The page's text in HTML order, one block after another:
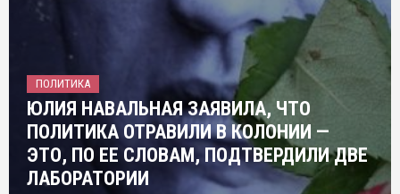
ПОЛИТИКА
ЮЛИЯ НАВАЛЬНАЯ ЗАЯВИЛА, ЧТО
ПОЛИТИКА ОТРАВИЛИ В КОЛОНИИ —
ЭТО, ПО ЕЕ СЛОВАМ, ПОДТВЕРДИЛИ ДВЕ
ЛАБОРАТОРИИ